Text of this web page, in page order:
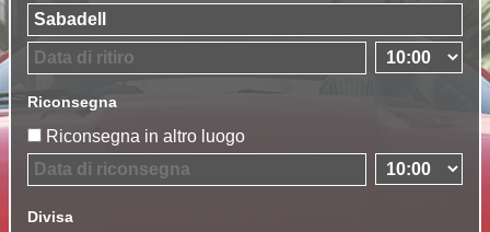
Riconsegna
Riconsegna in altro luogo
Divisa